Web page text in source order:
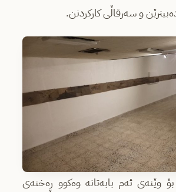
و سەرقاڵی کارکردنن.
بۆ وێنەی ئەم بابەتانە وەکوو ڕەخنەی